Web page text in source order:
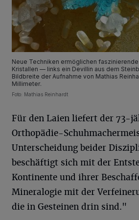
Neue Techniken ermöglichen
Kristallen — links ein Devillin aus dem
Bildbreite der Aufnahme von Mathias
Millimeter.
Foto: Mathias Reinhardt
Für den Laien liefert der 73-
Orthopädie-
Unterscheidung beider
beschäftigt sich mit der
Kontinente und ihrer
Mineralogie mit der
die in Gesteinen drin sind."